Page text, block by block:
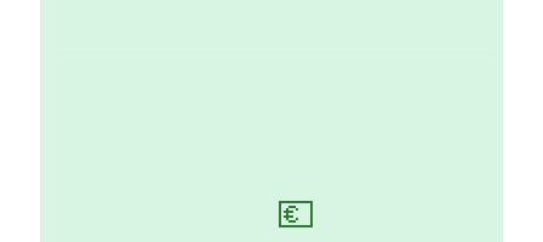
💶
Wachstumsrate, Arbeitslosigkeit, Inflation, Löhne,